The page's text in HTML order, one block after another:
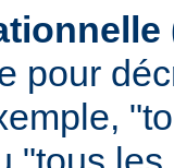
pour